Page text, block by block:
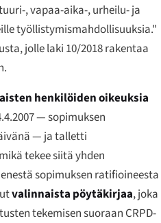
, vapaa-aika-, urheilu- ja
työllistymismahdollisuuksia."
jolle laki 10/2018 rakentaa
henkilöiden oikeuksia
— sopimuksen
— ja talletti
tekee siitä yhden
sopimuksen ratifioineesta
valinnaista pöytäkirjaa, joka
tekemisen suoraan CRPD-